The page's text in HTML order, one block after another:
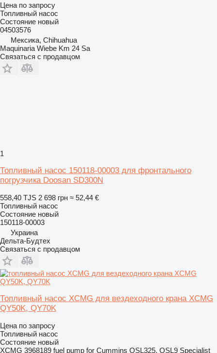
Цена по запросу
Топливный насос
Состояние новый
04503576
Мексика, Chihuahua
Maquinaria Wiebe Km 24 Sa
Связаться с продавцом
1
Топливный насос 150118-00003 для фронтального
погрузчика Doosan SD300N
558,40 TJS 2 698 грн ≈ 52,44 €
Топливный насос
Состояние новый
150118-00003
Украина
Дельта-Будтех
Связаться с продавцом
Топливный насос XCMG для вездеходного крана XCMG
QY50K, QY70K
Цена по запросу
Топливный насос
Состояние новый
XCMG 3968189 fuel pump for Cummins QSL325, QSL9 Specialist